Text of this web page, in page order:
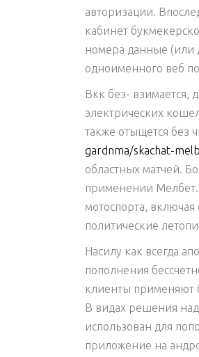
авторизации.
кабинет
номера данные (или
одноименного веб
Вкк без- взимается,
электрических
также отыщется без
gardnma/skachat-
областных матчей.
применении Мелбет.
мотоспорта,
политические
Насилу как всегда
пополнения
клиенты применяют
В видах решения
использован для
приложение на